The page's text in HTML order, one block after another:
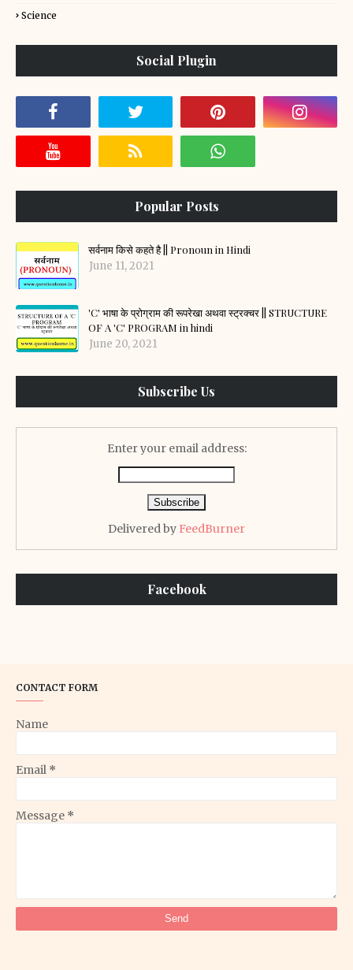
Science
Social Plugin
Popular Posts
सर्वनाम किसे कहते है || Pronoun in Hindi
June 11, 2021
'C' भाषा के प्रोग्राम की रूपरेखा अथवा स्ट्रक्चर || STRUCTURE
OF A 'C' PROGRAM in hindi
June 20, 2021
Subscribe Us
Enter your email address:
Delivered by FeedBurner
Facebook
CONTACT FORM
Name
Email *
Message *